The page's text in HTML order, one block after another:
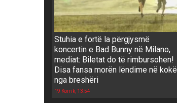
Stuhia e fortë la përgjysmë
koncertin e Bad Bunny në Milano,
mediat: Biletat do të rimbursohen!
Disa fansa morën lëndime në kokë
nga breshëri
19 Korrik, 13:54